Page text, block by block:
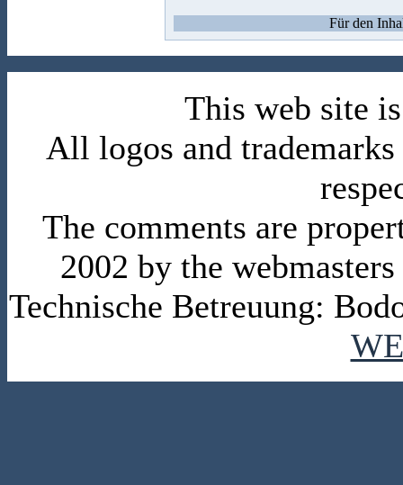
Für den
This web site
All logos and
The comments are
2002 by the
Technische Betreuung: